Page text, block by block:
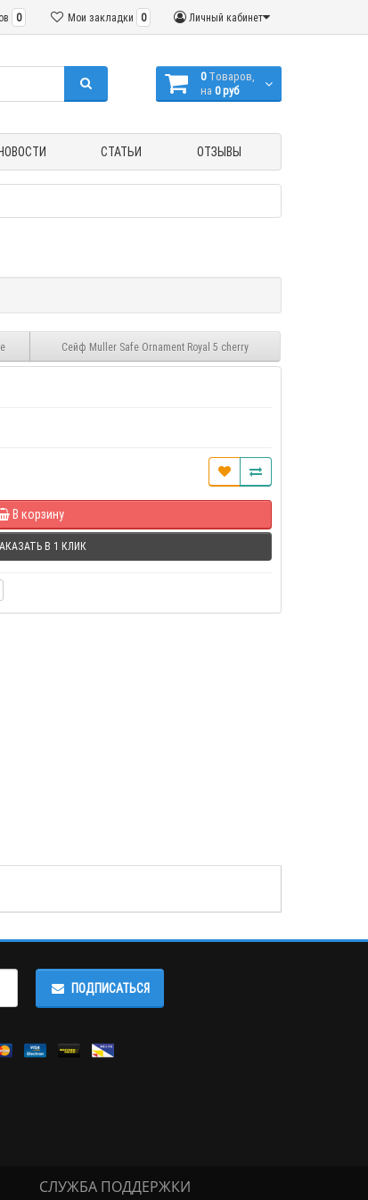
Личный кабинет
Мои закладки 0
0
0 Tоваров,
на 0 руб
СТАТЬИ ОТЗЫВЫ
Сейф Muller Safe Ornament Royal 5 cherry
В корзину
В 1 КЛИК
ПОДПИСАТЬСЯ
СЛУЖБА ПОДДЕРЖКИ